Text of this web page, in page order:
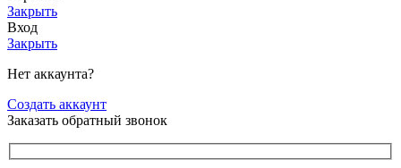
Закрыть
Вход
Закрыть
Нет аккаунта?
Создать аккаунт
Заказать обратный звонок